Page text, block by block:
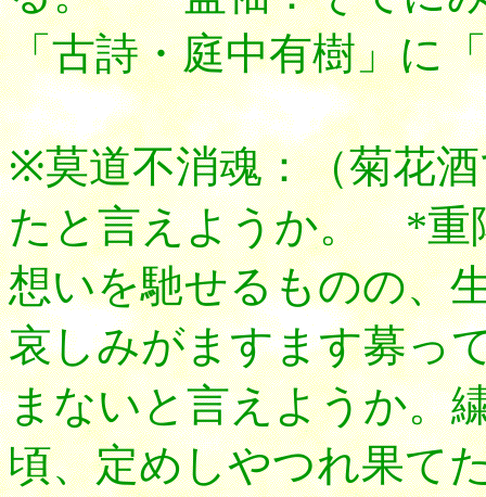
「古詩・庭中有樹」に
※莫道不消魂：（菊花
たと言えようか。 *重
想いを馳せるものの、
哀しみがますます募っ
まないと言えようか。
頃、定めしやつれ果て